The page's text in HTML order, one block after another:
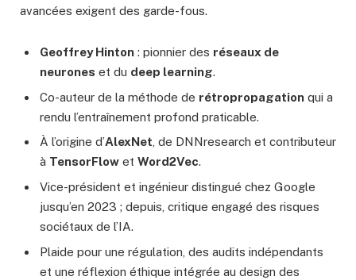
avancées exigent des garde-fous.
Geoffrey Hinton : pionnier des réseaux de
neurones et du deep learning.
Co-auteur de la méthode de rétropropagation qui a
rendu l’entraînement profond praticable.
À l’origine d’AlexNet , de DNNresearch et contributeur
à TensorFlow et Word2Vec.
Vice-président et ingénieur distingué chez Google
jusqu’en 2023 ; depuis, critique engagé des risques
sociétaux de l’IA.
Plaide pour une régulation, des audits indépendants
et une réflexion éthique intégrée au design des